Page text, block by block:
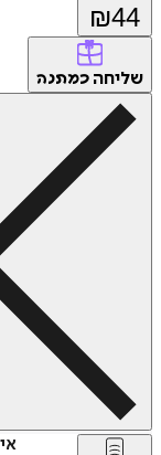
₪44
שליחה כמתנה